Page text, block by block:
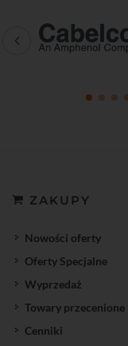
ZAKUPY
Nowości oferty
Oferty Specjalne
Wyprzedaż
Towary przecenione
Cenniki